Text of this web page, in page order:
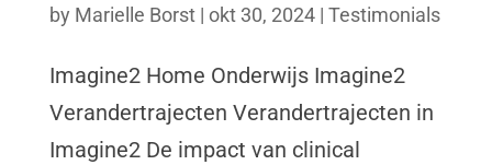
by Marielle Borst| okt 30, 2024| Testimonials
Imagine2 Home Onderwijs Imagine2
Verandertrajecten Verandertrajecten in
Imagine2 De impact van clinical